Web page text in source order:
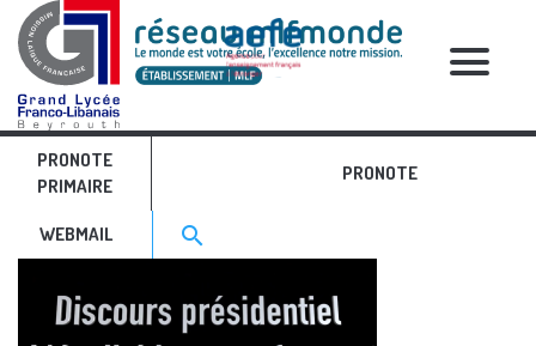
PRONOTE
PRIMAIRE
PRONOTE
WEBMAIL Search for:>
search
RELATIVE POSTS
Sans titre